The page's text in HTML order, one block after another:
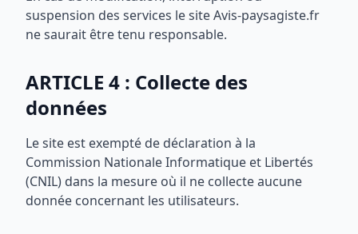
suspension des services le site Avis-paysagiste.fr
ne saurait être tenu responsable.
ARTICLE 4 : Collecte des
données
Le site est exempté de déclaration à la
Commission Nationale Informatique et Libertés
(CNIL) dans la mesure où il ne collecte aucune
donnée concernant les utilisateurs.